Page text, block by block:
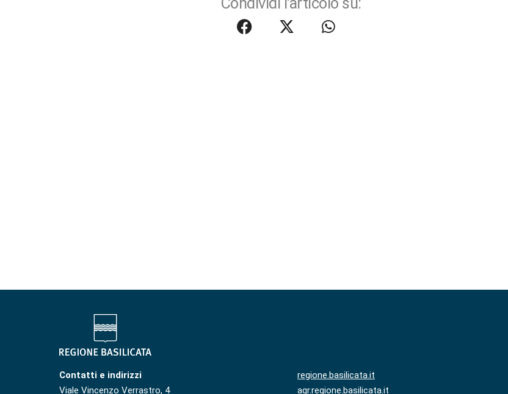
Contatti e indirizzi
Viale Vincenzo Verrastro, 4
regione.basilicata.it
agr.regione.basilicata.it